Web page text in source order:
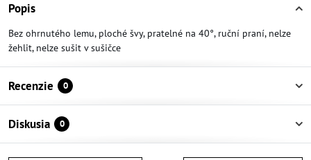
Popis
Bez ohrnutého lemu, ploché švy, pratelné na 40°, ruční praní, nelze
žehlit, nelze sušit v sušičce
Recenzie 0
Diskusia 0